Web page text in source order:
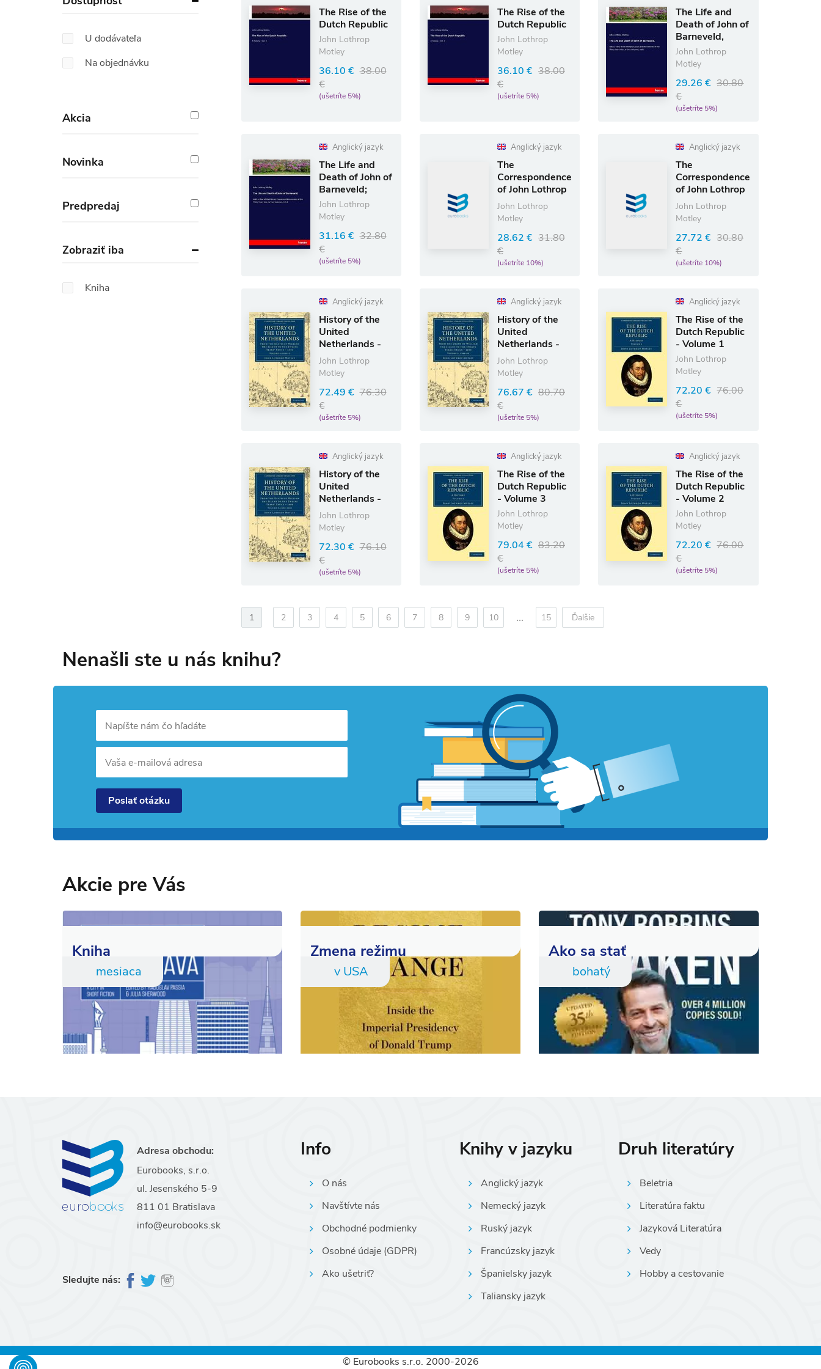
U dodávateľa
Na objednávku
Akcia
Novinka
Predpredaj
Zobraziť iba
Kniha
The Rise of the
Dutch Republic
John Lothrop
Motley
36.10 € 38.00
€
(ušetríte 5%)
The Rise of the
Dutch Republic
John Lothrop
Motley
36.10 € 38.00
€
(ušetríte 5%)
The Life and
Death of John of
Barneveld,
John Lothrop
Motley
29.26 € 30.80
€
(ušetríte 5%)
Anglický jazyk
The Life and
Death of John of
Barneveld;
John Lothrop
Motley
31.16 € 32.80
€
(ušetríte 5%)
Anglický jazyk
The
Correspondence
of John Lothrop
Motley
John Lothrop
Motley
28.62 € 31.80
€
(ušetríte 10%)
Anglický jazyk
The
Correspondence
of John Lothrop
Motley
John Lothrop
Motley
27.72 € 30.80
€
(ušetríte 10%)
Anglický jazyk
History of the
United
Netherlands -
Volume 4
John Lothrop
Motley
72.49 € 76.30
€
(ušetríte 5%)
Anglický jazyk
History of the
United
Netherlands -
Volume 2
John Lothrop
Motley
76.67 € 80.70
€
(ušetríte 5%)
Anglický jazyk
The Rise of the
Dutch Republic
- Volume 1
John Lothrop
Motley
72.20 € 76.00
€
(ušetríte 5%)
Anglický jazyk
History of the
United
Netherlands -
Volume 3
John Lothrop
Motley
72.30 € 76.10
€
(ušetríte 5%)
Anglický jazyk
The Rise of the
Dutch Republic
- Volume 3
John Lothrop
Motley
79.04 € 83.20
€
(ušetríte 5%)
Anglický jazyk
The Rise of the
Dutch Republic
- Volume 2
John Lothrop
Motley
72.20 € 76.00
€
(ušetríte 5%)
1 2 3 4 5 6 7 8 9 10 ... 15 Ďalšie
Nenašli ste u nás knihu?
Napíšte nám čo hľadáte
Vaša e-mailová adresa
Poslať otázku
Akcie pre Vás
Kniha
mesiaca
Zmena režimu
v USA
Ako sa stať
bohatý
Adresa obchodu:
Eurobooks, s.r.o.
ul. Jesenského 5-9
811 01 Bratislava
info@eurobooks.sk
Sledujte nás:
Info
O nás
Navštívte nás
Obchodné podmienky
Osobné údaje (GDPR)
Ako ušetriť?
Knihy v jazyku
Anglický jazyk
Nemecký jazyk
Ruský jazyk
Francúzsky jazyk
Španielsky jazyk
Taliansky jazyk
Druh literatúry
Beletria
Literatúra faktu
Jazyková Literatúra
Vedy
Hobby a cestovanie
© Eurobooks s.r.o. 2000-2026